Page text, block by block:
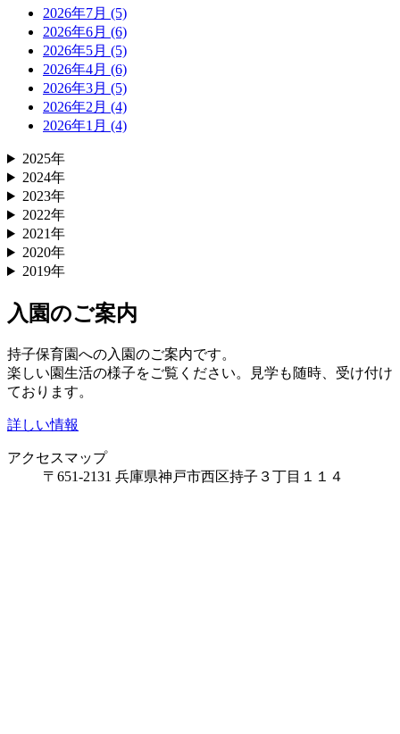
2026年7月 (5)
2026年6月 (6)
2026年5月 (5)
2026年4月 (6)
2026年3月 (5)
2026年2月 (4)
2026年1月 (4)
2025年
2024年
2023年
2022年
2021年
2020年
2019年
入園のご案内
持子保育園への入園のご案内です。
楽しい園生活の様子をご覧ください。見学も随時、受け付け
ております。
詳しい情報
アクセスマップ
〒651-2131 兵庫県神戸市西区持子３丁目１１４